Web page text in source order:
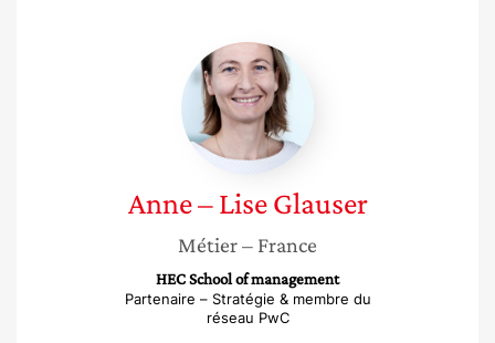
Anne
–
Lise
Glauser
Anne – Lise Glauser
Métier– France
HEC School of management
Partenaire – Stratégie & membre du
réseau PwC